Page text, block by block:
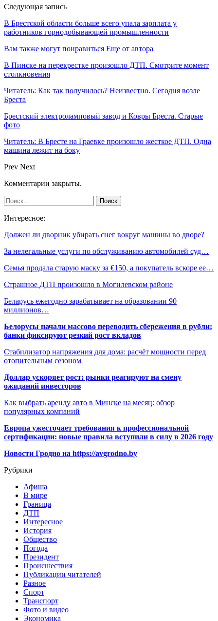
Следующая запись
В Брестской области больше всего упала зарплата у
работников горнодобывающей промышленности
Вам также могут понравиться Еще от автора
В Пинске на перекрестке произошло ДТП. Смотрите момент
столкновения
Читатель: Как так получилось? Неизвестно. Сегодня возле
Бреста
Брестский электроламповый завод и Ковры Бреста. Старые
фото
Читатель: В Бресте на Граевке произошло жесткое ДТП. Одна
машина лежит на боку
Prev Next
Комментарии закрыты.
Интересное:
Должен ли дворник убирать снег вокруг машины во дворе?
За нелегальные услуги по обслуживанию автомобилей суд…
Семья продала старую маску за €150, а покупатель вскоре ее…
Страшное ДТП произошло в Могилевском районе
Беларусь ежегодно зарабатывает на образовании 90
миллионов…
Белорусы начали массово переводить сбережения в рубли:
банки фиксируют резкий рост вкладов
Стабилизатор напряжения для дома: расчёт мощности перед
отопительным сезоном
Доллар ускоряет рост: рынки реагируют на смену
ожиданий инвесторов
Как выбрать аренду авто в Минске на месяц: обзор
популярных компаний
Европа ужесточает требования к профессиональной
сертификации: новые правила вступили в силу в 2026 году
Новости Гродно на https://avgrodno.by
Рубрики
Афиша
В мире
Граница
ДТП
Интересное
История
Общество
Погода
Президент
Происшествия
Публикации читателей
Разное
Спорт
Транспорт
Фото и видео
Экономика